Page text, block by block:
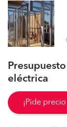
eléctrica
¡Pide